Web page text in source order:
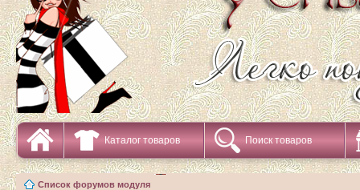
Каталог товаров Поиск товаров
Список форумов модуля